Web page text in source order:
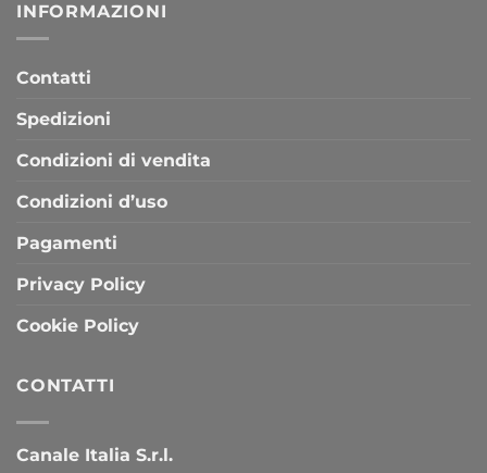
INFORMAZIONI
Contatti
Spedizioni
Condizioni di vendita
Condizioni d’uso
Pagamenti
Privacy Policy
Cookie Policy
CONTATTI
Canale Italia S.r.l.